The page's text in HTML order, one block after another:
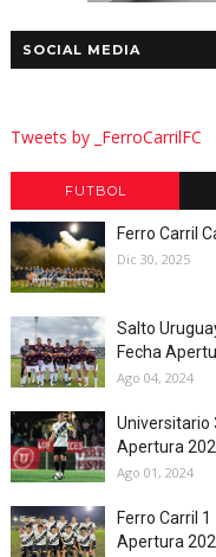
SOCIAL MEDIA
Tweets by _FerroCarrilFC
FUTBOL
Ferro Carril
Dic 30, 2025
Salto
Fecha
Ago 04, 2024
Universitario
Apertura
Ago 01, 2024
Ferro Carril
Apertura